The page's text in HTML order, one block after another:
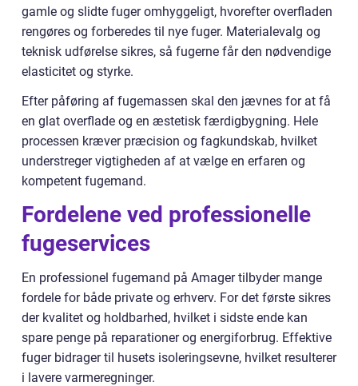
gamle og slidte fuger omhyggeligt, hvorefter overfladen
rengøres og forberedes til nye fuger. Materialevalg og
teknisk udførelse sikres, så fugerne får den nødvendige
elasticitet og styrke.
Efter påføring af fugemassen skal den jævnes for at få
en glat overflade og en æstetisk færdigbygning. Hele
processen kræver præcision og fagkundskab, hvilket
understreger vigtigheden af at vælge en erfaren og
kompetent fugemand.
Fordelene ved professionelle
fugeservices
En professionel fugemand på Amager tilbyder mange
fordele for både private og erhverv. For det første sikres
der kvalitet og holdbarhed, hvilket i sidste ende kan
spare penge på reparationer og energiforbrug. Effektive
fuger bidrager til husets isoleringsevne, hvilket resulterer
i lavere varmeregninger.